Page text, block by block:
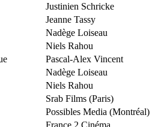
Justinien Schricke
Jeanne Tassy
Nadège Loiseau
Niels Rahou
Pascal-Alex Vincent
Nadège Loiseau
Niels Rahou
Srab Films (Paris)
Possibles Media (Montréal)
France 2 Cinéma